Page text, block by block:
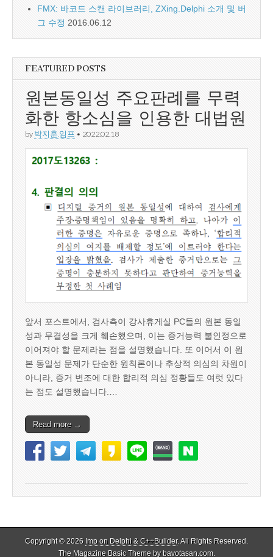
FMX: 바코드 스캔 라이브러리, ZXing.Delphi 소개 및 버
그 수정 2016.06.12
FEATURED POSTS
원본동일성 주요판례를 무력
화한 항소심을 인용한 대법원
by 박지훈.임프 • 2022.02.18
앞서 포스트에서, 검사측이 강사휴게실 PC들의 원본 동일
성과 무결성을 크게 훼손했으며, 이는 증거능력 불인정으로
이어져야 할 문제라는 점을 설명했습니다. 또 이어서 이 원
본 동일성 문제가 단순한 원칙론이나 추상적 의심의 차원이
아니라, 증거 변조에 대한 합리적 의심 정황들도 여럿 있다
는 점도 설명했습니다.…
Read more →
Copyright © 2026 Imp on Delphi & C++Builder. All Rights Reserved.
The Magazine Basic Theme bybavotasan.com.